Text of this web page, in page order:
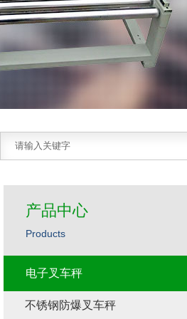
产品中心
Products
电子叉车秤
不锈钢防爆叉车秤